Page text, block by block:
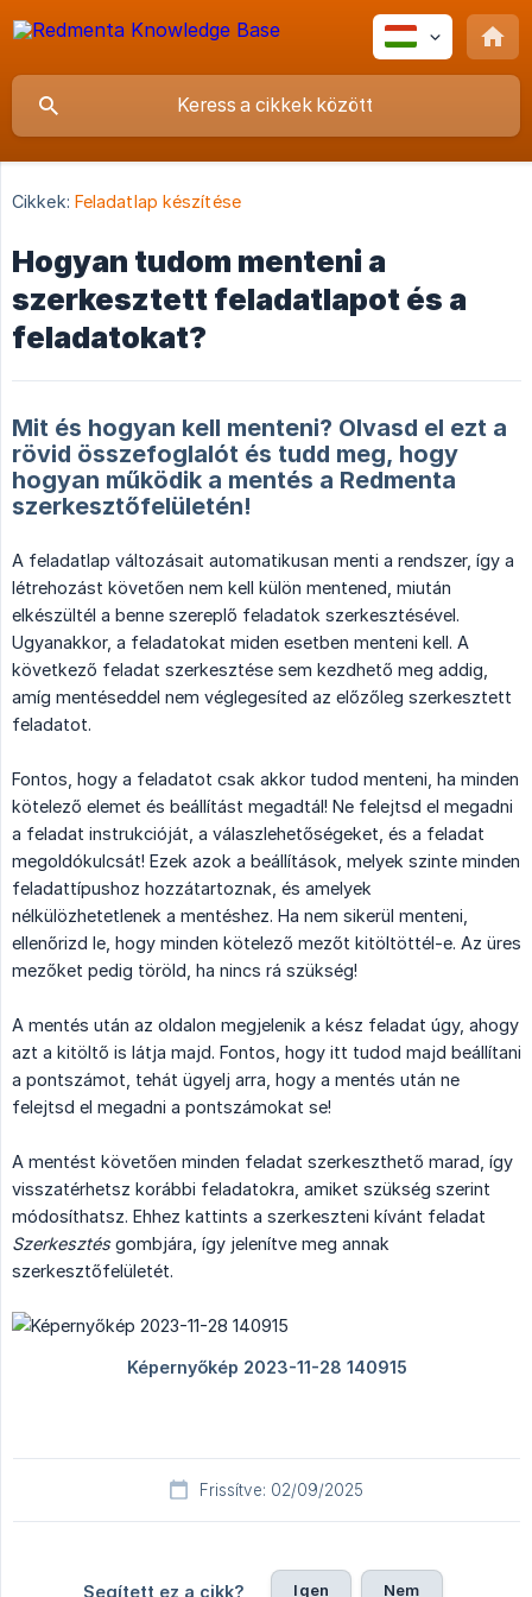
Cikkek: Feladatlap készítése
Hogyan tudom menteni a
szerkesztett feladatlapot és a
feladatokat?
Mit és hogyan kell menteni? Olvasd el ezt a
rövid összefoglalót és tudd meg, hogy
hogyan működik a mentés a Redmenta
szerkesztőfelületén!
A feladatlap változásait automatikusan menti a rendszer, így a
létrehozást követően nem kell külön mentened, miután
elkészültél a benne szereplő feladatok szerkesztésével.
Ugyanakkor, a feladatokat miden esetben menteni kell. A
következő feladat szerkesztése sem kezdhető meg addig,
amíg mentéseddel nem véglegesíted az előzőleg szerkesztett
feladatot.
Fontos, hogy a feladatot csak akkor tudod menteni, ha minden
kötelező elemet és beállítást megadtál! Ne felejtsd el megadni
a feladat instrukcióját, a válaszlehetőségeket, és a feladat
megoldókulcsát! Ezek azok a beállítások, melyek szinte minden
feladattípushoz hozzátartoznak, és amelyek
nélkülözhetetlenek a mentéshez. Ha nem sikerül menteni,
ellenőrizd le, hogy minden kötelező mezőt kitöltöttél-e. Az üres
mezőket pedig töröld, ha nincs rá szükség!
A mentés után az oldalon megjelenik a kész feladat úgy, ahogy
azt a kitöltő is látja majd. Fontos, hogy itt tudod majd beállítani
a pontszámot, tehát ügyelj arra, hogy a mentés után ne
felejtsd el megadni a pontszámokat se!
A mentést követően minden feladat szerkeszthető marad, így
visszatérhetsz korábbi feladatokra, amiket szükség szerint
módosíthatsz. Ehhez kattints a szerkeszteni kívánt feladat
Szerkesztésgombjára, így jelenítve meg annak
szerkesztőfelületét.
Frissítve: 02/09/2025
Segített ez a cikk? Igen Nem